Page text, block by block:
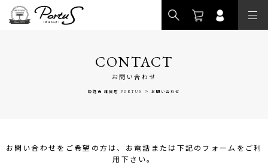
CONTACT
お問い合わせ
姫路市 雑貨店 PORTUS > お問い合わせ
お問い合わせをご希望の方は、お電話または下記のフォームをご利
用下さい。